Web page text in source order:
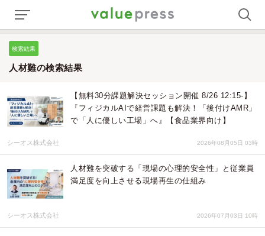
検索結果
人材難の検索結果
【無料30分課題解決セッション開催 8/26 12:15-】
『フィジカルAIで経営課題も解決！「後付けAMR」
で「人に優しい工場」へ』【食品業界向け】
シーオス株式会社 2026年08月05日 03時
人材難を突破する「現場の心理的安全性」と従業員
満足度を向上させる現場再生の仕組み
シーオス株式会社 2026年07月03日 10時